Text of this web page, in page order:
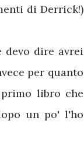
di Derrick!)
devo dire avrei
per quanto
libro che
un po' l'ho